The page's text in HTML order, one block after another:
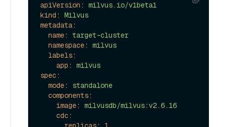
apiVersion:
milvus.io/v1beta1
kind:
Milvus
metadata:
name:
target-cluster
namespace:
milvus
labels:
app:
milvus
spec:
mode:
standalone
components:
image:
milvusdb/milvus:v2.6.16
cdc: